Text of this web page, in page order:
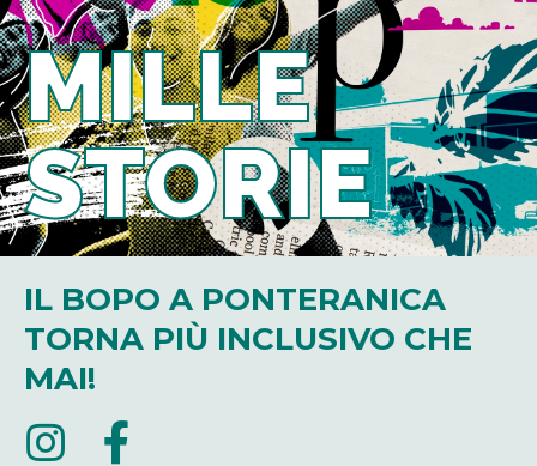
MILLE
STORIE
IL BOPO A PONTERANICA
TORNA PIÙ INCLUSIVO CHE
MAI!